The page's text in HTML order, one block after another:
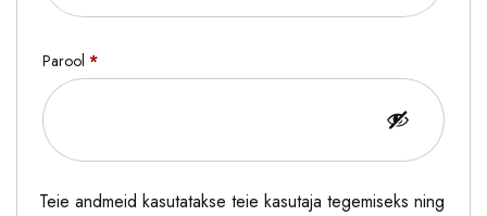
Parool *
Teie andmeid kasutatakse teie kasutaja tegemiseks ning